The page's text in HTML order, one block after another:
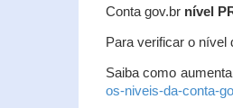
Conta gov.br nível
Para verificar o nível
Saiba como
os-niveis-da-conta-